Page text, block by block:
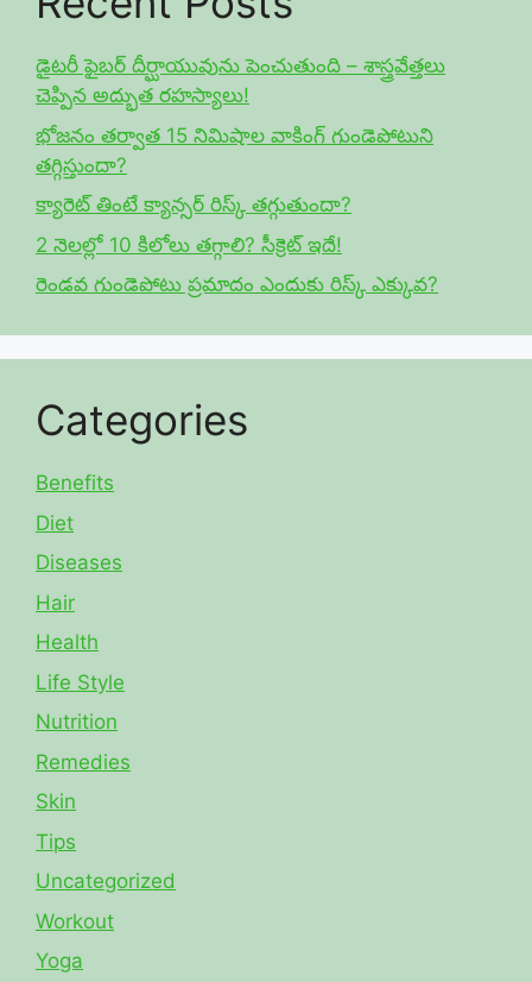
డైటరీ ఫైబర్ దీర్ఘాయువును పెంచుతుంది – శాస్త్రవేత్తలు
చెప్పిన అద్భుత రహస్యాలు!
భోజనం తర్వాత 15 నిమిషాల వాకింగ్ గుండెపోటుని
తగ్గిస్తుందా?
క్యారెట్ తింటే క్యాన్సర్ రిస్క్ తగ్గుతుందా?
2 నెలల్లో 10 కిలోలు తగ్గాలి? సీక్రెట్ ఇదే!
రెండవ గుండెపోటు ప్రమాదం ఎందుకు రిస్క్ ఎక్కువ?
Categories
Benefits
Diet
Diseases
Hair
Health
Life Style
Nutrition
Remedies
Skin
Tips
Uncategorized
Workout
Yoga